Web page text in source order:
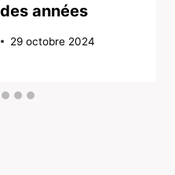
années
29 octobre 2024